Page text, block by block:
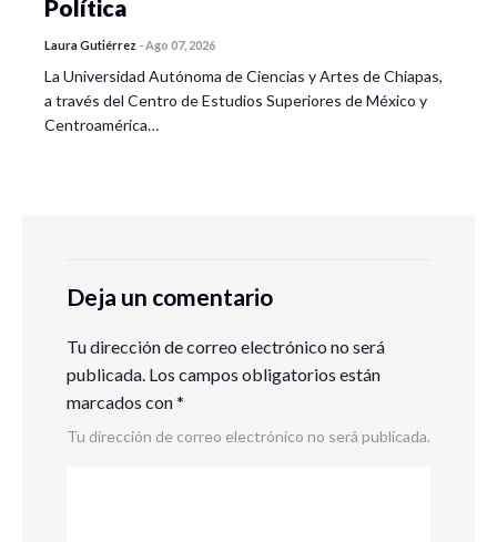
Política
Laura Gutiérrez -Ago 07, 2026
La Universidad Autónoma de Ciencias y Artes de Chiapas,
a través del Centro de Estudios Superiores de México y
Centroamérica…
Deja un comentario
Tu dirección de correo electrónico no será
publicada. Los campos obligatorios están
marcados con*
Tu dirección de correo electrónico no será publicada.